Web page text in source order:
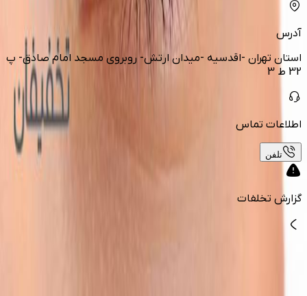
آدرس
استان تهران -اقدسیه -میدان ارتش- روبروی مسجد امام صادق- پ
32 ط 3
اطلاعات تماس
تلفن
گزارش تخلفات